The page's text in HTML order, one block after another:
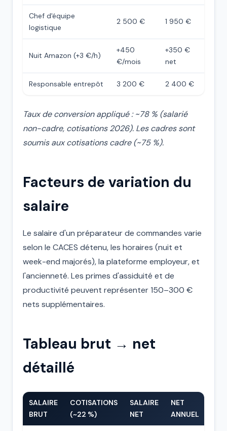
Chef d'équipe
logistique
2 500 € 1 950 €
Nuit Amazon (+3 €/h)
+450
€/mois
+350 €
net
Responsable entrepôt 3 200 € 2 400 €
Taux de conversion appliqué : ~78 % (salarié
non-cadre, cotisations 2026). Les cadres sont
soumis aux cotisations cadre (~75 %).
Facteurs de variation du
salaire
Le salaire d'un préparateur de commandes varie
selon le CACES détenu, les horaires (nuit et
week-end majorés), la plateforme employeur, et
l'ancienneté. Les primes d'assiduité et de
productivité peuvent représenter 150–300 €
nets supplémentaires.
Tableau brut → net
détaillé
SALAIRE
BRUT
COTISATIONS
(~22 %)
SALAIRE
NET
NET
ANNUEL